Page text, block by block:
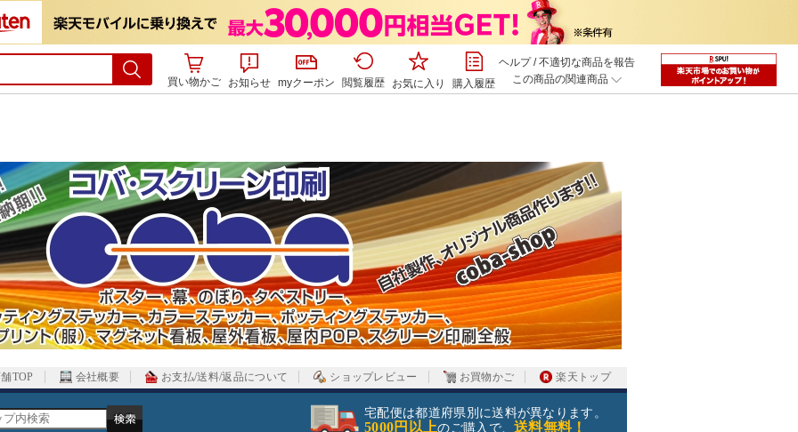
買い物かご お知らせ myクーポン 閲覧履歴 お気に入り 購入履歴
ヘルプ/不適切な商品を報告
この商品の関連商品